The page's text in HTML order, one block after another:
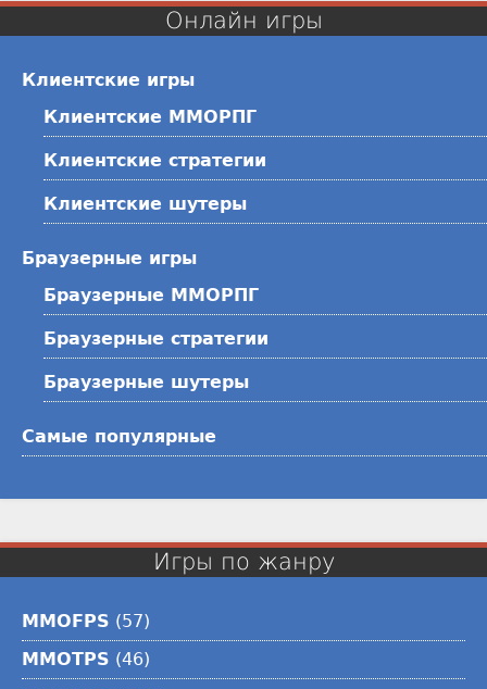
Онлайн игры
Клиентские игры
Клиентские ММОРПГ
Клиентские стратегии
Клиентские шутеры
Браузерные игры
Браузерные ММОРПГ
Браузерные стратегии
Браузерные шутеры
Самые популярные
Игры по жанру
MMOFPS (57)
MMOTPS (46)